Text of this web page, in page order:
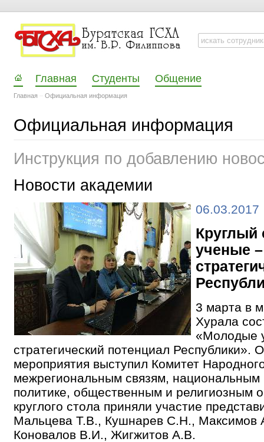
Главная Студенты Общение
Главная Официальная информация
Официальная информация
Инструкция по добавлению
Новости академии
06.03.2017
Круглый
ученые
3 марта в
Хурала
«Молодые
стратегический потенциал Республики».
мероприятия выступил Комитет
межрегиональным связям,
политике, общественным и религиозным
круглого стола приняли участие
Мальцева Т.В., Кушнарев С.Н., Максимов
Коновалов В.И., Жигжитов А.В.